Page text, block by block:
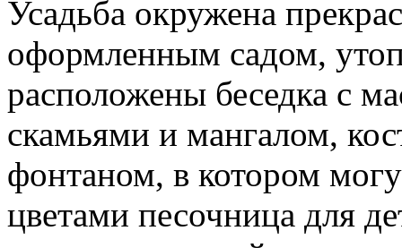
Усадьба окружена
оформленным садом,
расположены беседка с
скамьями и мангалом,
фонтаном, в котором
цветами песочница для